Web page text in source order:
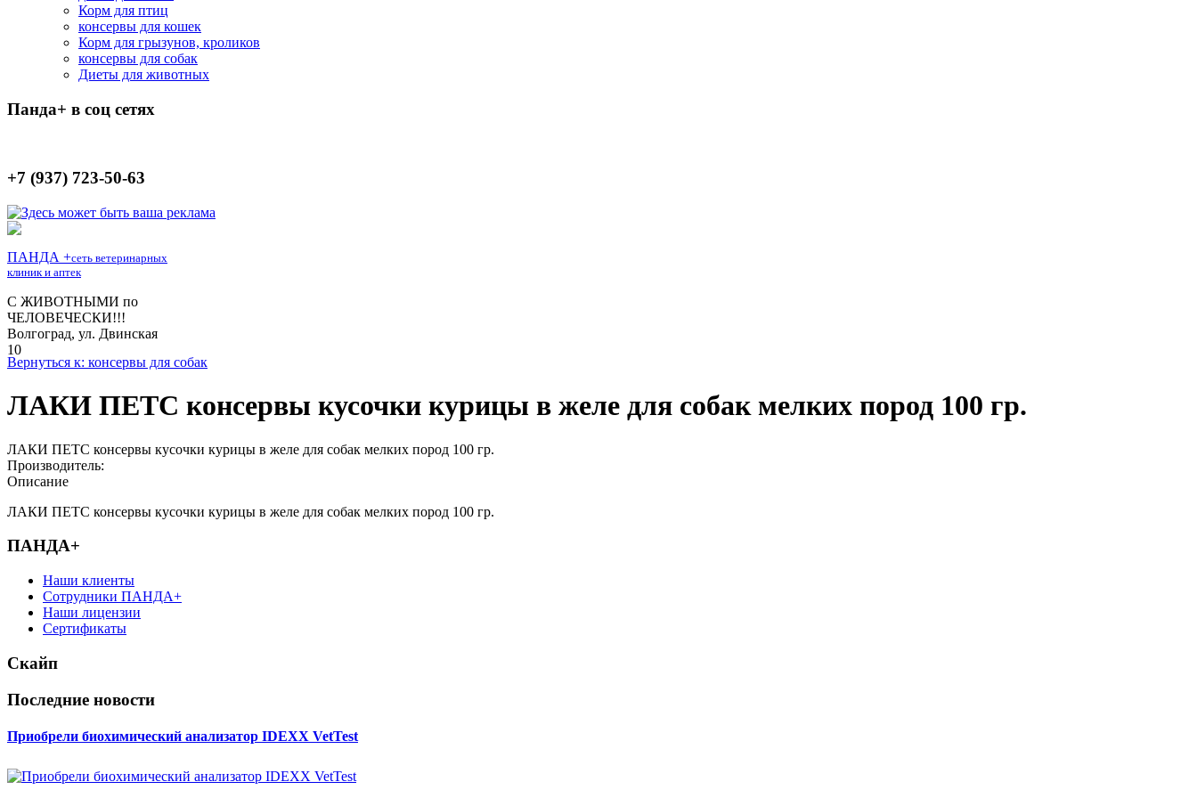
Корм для птиц
консервы для кошек
Корм для грызунов, кроликов
консервы для собак
Диеты для животных
Панда+ в соц сетях
+7 (937) 723-50-63
Вернуться к: консервы для собак
ЛАКИ ПЕТС консервы кусочки курицы в желе для собак мелких пород 100 гр.
ЛАКИ ПЕТС консервы кусочки курицы в желе для собак мелких пород 100 гр.
Производитель:
Описание
ЛАКИ ПЕТС консервы кусочки курицы в желе для собак мелких пород 100 гр.
ПАНДА+
Наши клиенты
Сотрудники ПАНДА+
Наши лицензии
Сертификаты
Скайп
Последние новости
Приобрели биохимический анализатор IDEXX VetTest